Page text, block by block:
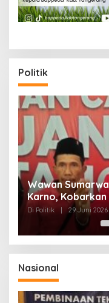
Politik
Wawan
Karno,
dan Kepedulian
Di Politik 29 Juni 2026
Nasional